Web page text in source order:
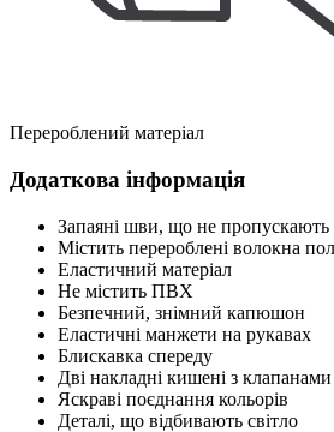
Перероблений матеріал
Додаткова інформація
Запаяні шви, що не пропускають
Містить перероблені волокна
Еластичний матеріал
Не містить ПВХ
Безпечний, знімний капюшон
Еластичні манжети на рукавах
Блискавка спереду
Дві накладні кишені з клапанами
Яскраві поєднання кольорів
Деталі, що відбивають світло